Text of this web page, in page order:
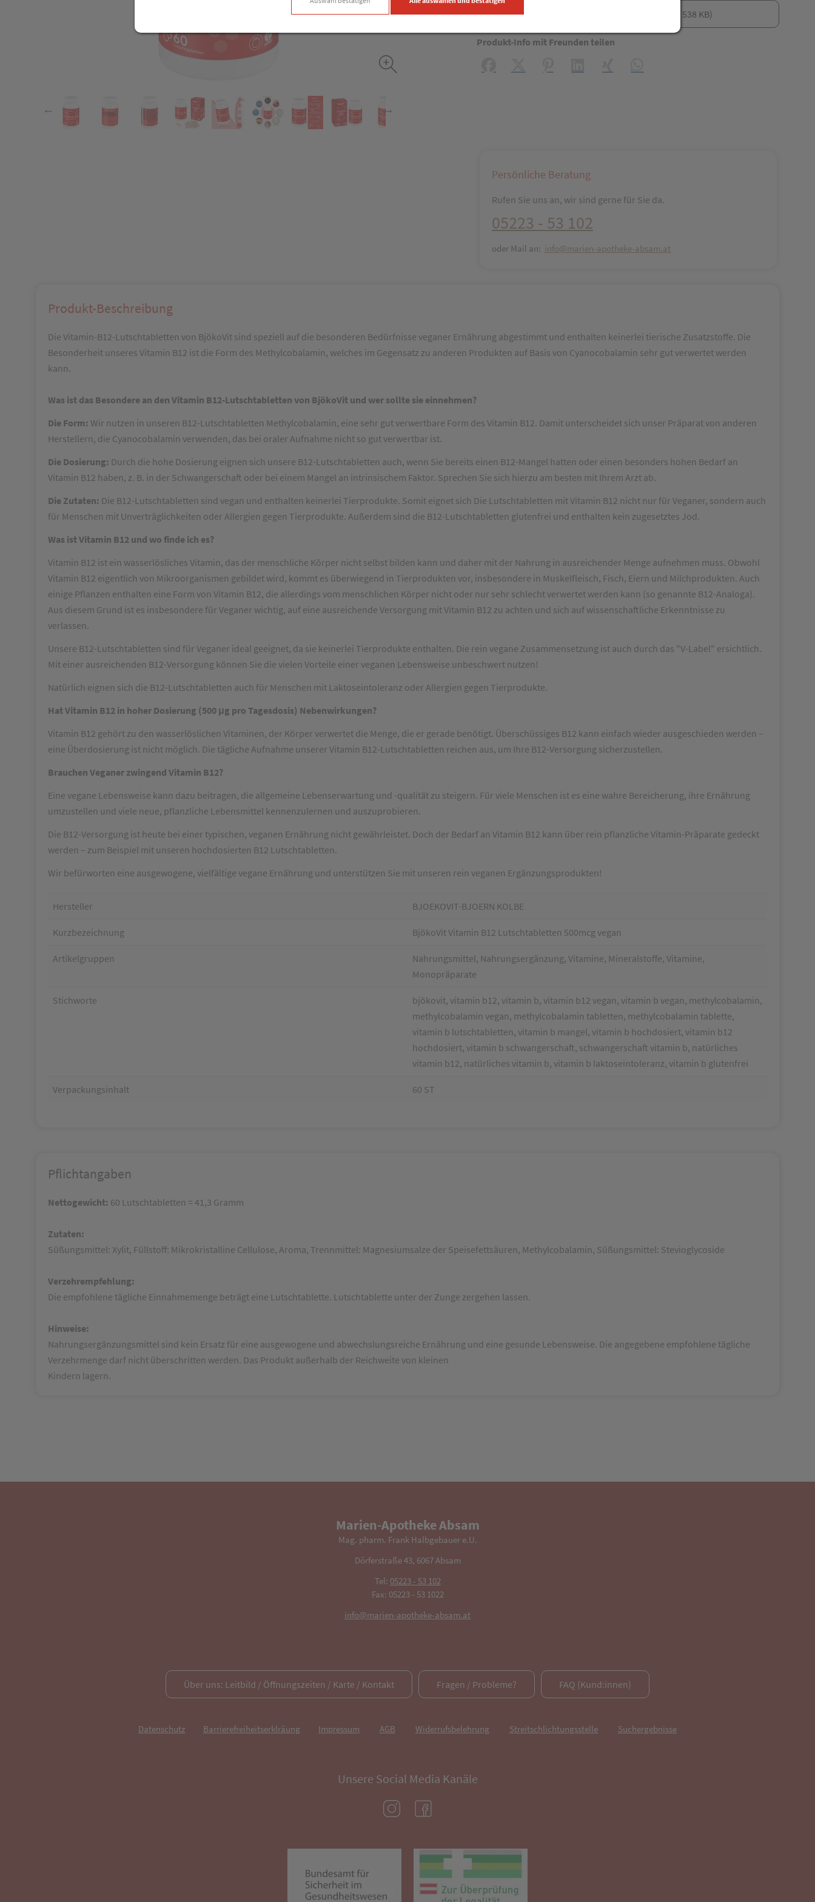
Gebrauchsinformationen (PDF, 538 KB)
Produkt-Info mit Freunden teilen
Persönliche Beratung
Rufen Sie uns an, wir sind gerne für Sie da.
05223 - 53 102
oder Mail an: info@marien-apotheke-absam.at
Produkt-Beschreibung
Die Vitamin-B12-Lutschtabletten von BjökoVit sind speziell auf die besonderen Bedürfnisse veganer Ernährung abgestimmt und enthalten keinerlei tierische Zusatzstoffe. Die
Besonderheit unseres Vitamin B12 ist die Form des Methylcobalamin, welches im Gegensatz zu anderen Produkten auf Basis von Cyanocobalamin sehr gut verwertet werden
kann.
Was ist das Besondere an den Vitamin B12-Lutschtabletten von BjökoVit und wer sollte sie einnehmen?
Die Form: Wir nutzen in unseren B12-Lutschtabletten Methylcobalamin, eine sehr gut verwertbare Form des Vitamin B12. Damit unterscheidet sich unser Präparat von anderen
Herstellern, die Cyanocobalamin verwenden, das bei oraler Aufnahme nicht so gut verwertbar ist.
Die Dosierung: Durch die hohe Dosierung eignen sich unsere B12-Lutschtabletten auch, wenn Sie bereits einen B12-Mangel hatten oder einen besonders hohen Bedarf an
Vitamin B12 haben, z. B. in der Schwangerschaft oder bei einem Mangel an intrinsischem Faktor. Sprechen Sie sich hierzu am besten mit Ihrem Arzt ab.
Die Zutaten: Die B12-Lutschtabletten sind vegan und enthalten keinerlei Tierprodukte. Somit eignet sich Die Lutschtabletten mit Vitamin B12 nicht nur für Veganer, sondern auch
für Menschen mit Unverträglichkeiten oder Allergien gegen Tierprodukte. Außerdem sind die B12-Lutschtabletten glutenfrei und enthalten kein zugesetztes Jod.
Was ist Vitamin B12 und wo finde ich es?
Vitamin B12 ist ein wasserlösliches Vitamin, das der menschliche Körper nicht selbst bilden kann und daher mit der Nahrung in ausreichender Menge aufnehmen muss. Obwohl
Vitamin B12 eigentlich von Mikroorganismen gebildet wird, kommt es überwiegend in Tierprodukten vor, insbesondere in Muskelfleisch, Fisch, Eiern und Milchprodukten. Auch
einige Pflanzen enthalten eine Form von Vitamin B12, die allerdings vom menschlichen Körper nicht oder nur sehr schlecht verwertet werden kann (so genannte B12-Analoga).
Aus diesem Grund ist es insbesondere für Veganer wichtig, auf eine ausreichende Versorgung mit Vitamin B12 zu achten und sich auf wissenschaftliche Erkenntnisse zu
verlassen.
Unsere B12-Lutschtabletten sind für Veganer ideal geeignet, da sie keinerlei Tierprodukte enthalten. Die rein vegane Zusammensetzung ist auch durch das "V-Label" ersichtlich.
Mit einer ausreichenden B12-Versorgung können Sie die vielen Vorteile einer veganen Lebensweise unbeschwert nutzen!
Natürlich eignen sich die B12-Lutschtabletten auch für Menschen mit Laktoseintoleranz oder Allergien gegen Tierprodukte.
Hat Vitamin B12 in hoher Dosierung (500 μg pro Tagesdosis) Nebenwirkungen?
Vitamin B12 gehört zu den wasserlöslichen Vitaminen, der Körper verwertet die Menge, die er gerade benötigt. Überschüssiges B12 kann einfach wieder ausgeschieden werden –
eine Überdosierung ist nicht möglich. Die tägliche Aufnahme unserer Vitamin B12-Lutschtabletten reichen aus, um Ihre B12-Versorgung sicherzustellen.
Brauchen Veganer zwingend Vitamin B12?
Eine vegane Lebensweise kann dazu beitragen, die allgemeine Lebenserwartung und -qualität zu steigern. Für viele Menschen ist es eine wahre Bereicherung, ihre Ernährung
umzustellen und viele neue, pflanzliche Lebensmittel kennenzulernen und auszuprobieren.
Die B12-Versorgung ist heute bei einer typischen, veganen Ernährung nicht gewährleistet. Doch der Bedarf an Vitamin B12 kann über rein pflanzliche Vitamin-Präparate gedeckt
werden – zum Beispiel mit unseren hochdosierten B12 Lutschtabletten.
Wir befürworten eine ausgewogene, vielfältige vegane Ernährung und unterstützen Sie mit unseren rein veganen Ergänzungsprodukten!
Hersteller BJOEKOVIT-BJOERN KOLBE
Kurzbezeichnung BjökoVit Vitamin B12 Lutschtabletten 500mcg vegan
Artikelgruppen
Nahrungsmittel, Nahrungsergänzung, Vitamine, Mineralstoffe, Vitamine,
Monopräparate
Stichworte
bjökovit, vitamin b12, vitamin b, vitamin b12 vegan, vitamin b vegan, methylcobalamin,
methylcobalamin vegan, methylcobalamin tabletten, methylcobalamin tablette,
vitamin b lutschtabletten, vitamin b mangel, vitamin b hochdosiert, vitamin b12
hochdosiert, vitamin b schwangerschaft, schwangerschaft vitamin b, natürliches
vitamin b12, natürliches vitamin b, vitamin b laktoseintoleranz, vitamin b glutenfrei
Verpackungsinhalt 60 ST
Pflichtangaben
Nettogewicht: 60 Lutschtabletten = 41,3 Gramm
Zutaten:
Süßungsmittel: Xylit, Füllstoff: Mikrokristalline Cellulose, Aroma, Trennmittel: Magnesiumsalze der Speisefettsäuren, Methylcobalamin, Süßungsmittel: Stevioglycoside
Verzehrempfehlung:
Die empfohlene tägliche Einnahmemenge beträgt eine Lutschtablette. Lutschtablette unter der Zunge zergehen lassen.
Hinweise:
Nahrungsergänzungsmittel sind kein Ersatz für eine ausgewogene und abwechslungsreiche Ernährung und eine gesunde Lebensweise. Die angegebene empfohlene tägliche
Verzehrmenge darf nicht überschritten werden. Das Produkt außerhalb der Reichweite von kleinen
Kindern lagern.
Marien-Apotheke Absam
Mag. pharm. Frank Halbgebauer e.U.
Dörferstraße 43, 6067 Absam
Tel: 05223 - 53 102
Fax: 05223 - 53 1022
info@marien-apotheke-absam.at
Über uns: Leitbild / Öffnungszeiten / Karte / Kontakt Fragen / Probleme? FAQ (Kund:innen)
Datenschutz Barrierefreiheitserklräung Impressum AGB Widerrufsbelehrung Streitschlichtungsstelle Suchergebnisse
Unsere Social Media Kanäle
(öffnet in neuem Tab)
(öffnet in neuem Tab)